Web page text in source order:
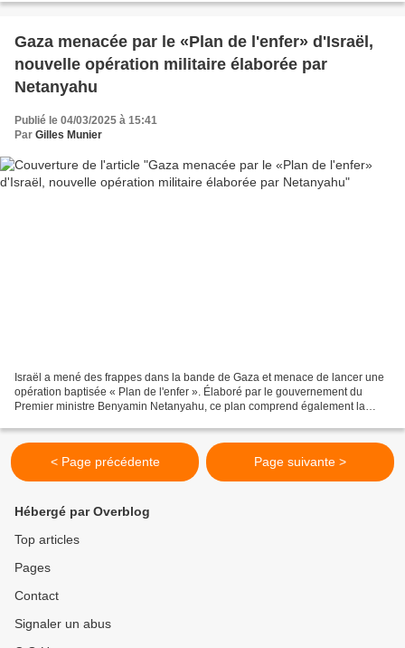
Gaza menacée par le «Plan de l'enfer» d'Israël,
nouvelle opération militaire élaborée par
Netanyahu
Publié le 04/03/2025 à 15:41
Par Gilles Munier
Israël a mené des frappes dans la bande de Gaza et menace de lancer une
opération baptisée « Plan de l'enfer ». Élaboré par le gouvernement du
Premier ministre Benyamin Netanyahu, ce plan comprend également la
< Page précédente Page suivante >
Hébergé par Overblog
Top articles
Pages
Contact
Signaler un abus